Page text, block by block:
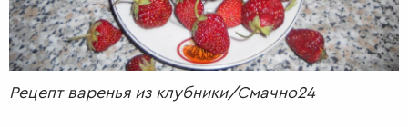
Рецепт варенья из клубники/Смачно24